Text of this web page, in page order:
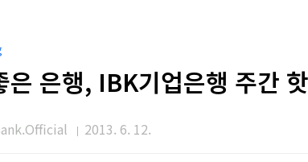
은 은행, IBK기업은행 주간
2013. 6. 12.